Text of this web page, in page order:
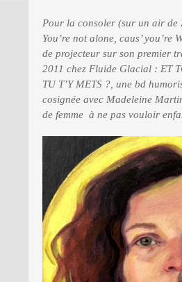
PRESSE
Pour la consoler (sur un air de
You’re not alone, caus’
de projecteur sur son premier
2011 chez Fluide Glacial : ET
TU T’Y METS ?, une bd
cosignée avec Madeleine
de femme à ne pas vouloir